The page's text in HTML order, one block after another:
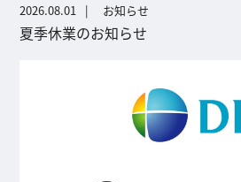
2026.08.01 お知らせ
夏季休業のお知らせ